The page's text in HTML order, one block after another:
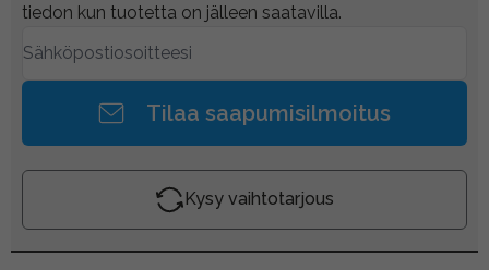
tiedon kun tuotetta on jälleen saatavilla.
Tilaa saapumisilmoitus
Kysy vaihtotarjous